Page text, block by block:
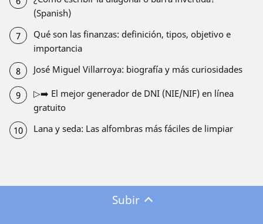
(Spanish)
Qué son las finanzas: definición, tipos, objetivo e
importancia
José Miguel Villarroya: biografía y más curiosidades
▷➡️ El mejor generador de DNI (NIE/NIF) en línea
gratuito
Lana y seda: Las alfombras más fáciles de limpiar
Subir